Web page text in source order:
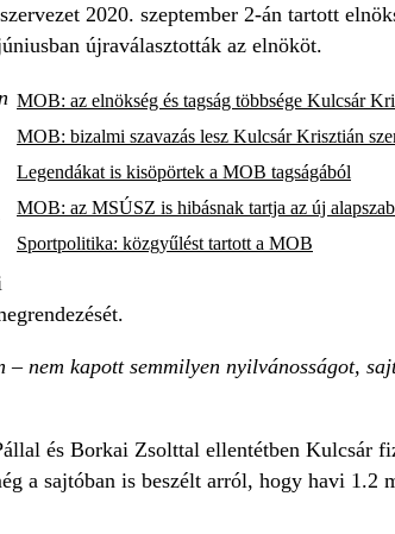
2020. szeptember 2-án tartott
újraválasztották az elnököt.
MOB: az elnökség és tagság többsége Kulcsár
MOB: bizalmi szavazás lesz Kulcsár Krisztián
Legendákat is kisöpörtek a MOB tagságából
MOB: az MSÚSZ is hibásnak tartja az új
Sportpolitika: közgyűlést tartott a MOB
– nem kapott semmilyen nyilvánosságot,
és Borkai Zsolttal ellentétben Kulcsár
a sajtóban is beszélt arról, hogy havi 1.2